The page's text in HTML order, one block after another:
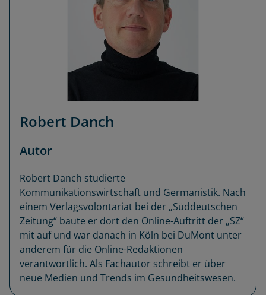
Robert Danch
Autor
Robert Danch studierte
Kommunikationswirtschaft und Germanistik. Nach
einem Verlagsvolontariat bei der „Süddeutschen
Zeitung“ baute er dort den Online-Auftritt der „SZ“
mit auf und war danach in Köln bei DuMont unter
anderem für die Online-Redaktionen
verantwortlich. Als Fachautor schreibt er über
neue Medien und Trends im Gesundheitswesen.